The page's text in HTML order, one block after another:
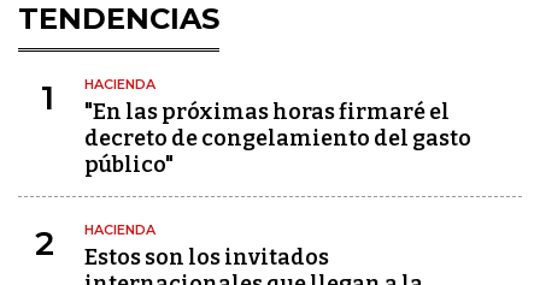
TENDENCIAS
1 HACIENDA
"En las próximas horas firmaré el
decreto de congelamiento del gasto
público"
2 HACIENDA
Estos son los invitados